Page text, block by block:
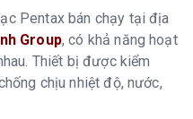
Pentax bán chạy tại địa
Group, có khả năng hoạt
Thiết bị được kiểm
chịu nhiệt độ, nước,